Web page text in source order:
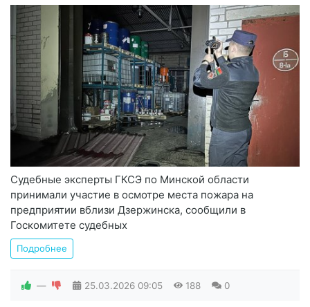
Судебные эксперты ГКСЭ по Минской области
принимали участие в осмотре места пожара на
предприятии вблизи Дзержинска, сообщили в
Госкомитете судебных
Подробнее
— 25.03.2026 09:05 188 0